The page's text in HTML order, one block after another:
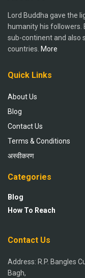
Lord Buddha gave the
humanity his followers.
sub-continent and also
countries. More
Quick Links
About Us
Blog
Contact Us
Terms & Conditions
अस्वीकरण
Categories
Blog
How To Reach
Contact Us
Address: R.P. Bangles
Bagh,